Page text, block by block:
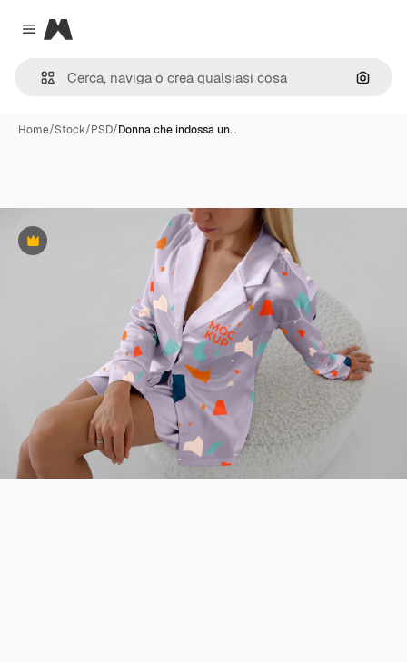
Close menu
Magnific
Cerca
Home/Stock/PSD/Donna che indossa un…
Premium